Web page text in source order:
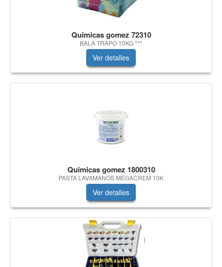
Quimicas gomez 72310
BALA TRAPO 10KG ***
Ver detalles
Quimicas gomez 1800310
PASTA LAVAMANOS MEGACREM 10K
Ver detalles